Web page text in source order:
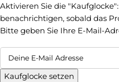
Aktivieren Sie die "Kaufglocke":
benachrichtigen, sobald das
Bitte geben Sie Ihre E-Mail-
Kaufglocke setzen